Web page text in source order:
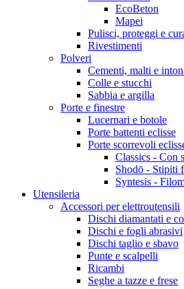
EcoBeton
Mapei
Pulisci, proteggi e
Rivestimenti
Polveri
Cementi, malti e
Colle e stucchi
Sabbia e argilla
Porte e finestre
Lucernari e botole
Porte battenti eclisse
Porte scorrevoli
Classics - Con
Shodō - Stipiti
Syntesis -
Utensileria
Accessori per elettroutensili
Dischi diamantati e
Dischi e fogli abrasivi
Dischi taglio e sbavo
Punte e scalpelli
Ricambi
Seghe a tazze e frese